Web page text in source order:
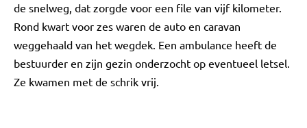
de snelweg, dat zorgde voor een file van vijf kilometer.
Rond kwart voor zes waren de auto en caravan
weggehaald van het wegdek. Een ambulance heeft de
bestuurder en zijn gezin onderzocht op eventueel letsel.
Ze kwamen met de schrik vrij.